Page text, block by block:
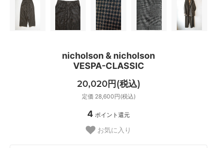
nicholson & nicholson
VESPA-CLASSIC
20,020円(税込)
定価 28,600円(税込)
4 ポイント還元
お気に入り